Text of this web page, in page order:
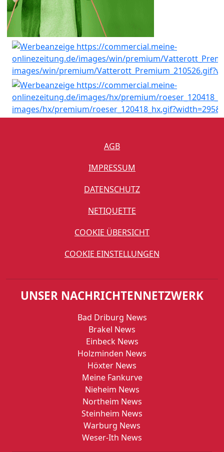
AGB
IMPRESSUM
DATENSCHUTZ
NETIQUETTE
COOKIE ÜBERSICHT
COOKIE EINSTELLUNGEN
UNSER NACHRICHTENNETZWERK
Bad Driburg News
Brakel News
Einbeck News
Holzminden News
Höxter News
Meine Fankurve
Nieheim News
Northeim News
Steinheim News
Warburg News
Weser-Ith News